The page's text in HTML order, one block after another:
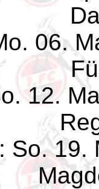
06.
12.
So. 19.